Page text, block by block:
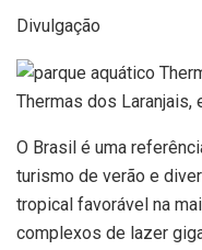
Divulgação
Thermas dos Laranjais,
O Brasil é uma
turismo de verão e
tropical favorável na
complexos de lazer